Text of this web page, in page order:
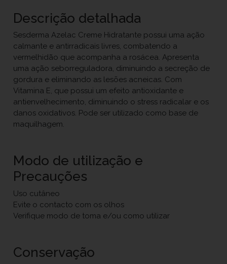
Descrição detalhada
Sesderma Azelac Creme Hidratante possui uma ação
calmante e antirradicais livres, combatendo a
vermelhidão que acompanha a rosácea. Apresenta
uma ação seborreguladora, diminuindo a secreção de
gordura e eliminando as lesões acneicas. Com
Vitamina E, que possui um efeito antioxidante e
antienvelhecimento, diminuindo o stress radicalar e os
danos oxidativos. Pode ser utilizado como base de
maquilhagem.
Modo de utilização e
Precauções
Uso cutâneo
Evite o contacto com os olhos
Verifique modo de toma e/ou como utilizar
Conservação